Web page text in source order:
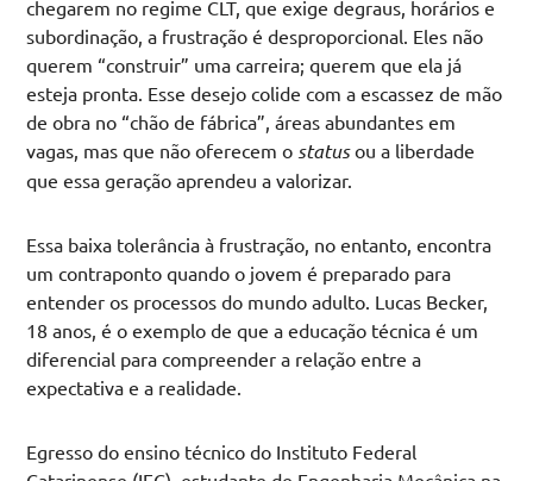
chegarem no regime CLT, que exige degraus, horários e
subordinação, a frustração é desproporcional. Eles não
querem “construir” uma carreira; querem que ela já
esteja pronta. Esse desejo colide com a escassez de mão
de obra no “chão de fábrica”, áreas abundantes em
vagas, mas que não oferecem o statusou a liberdade
que essa geração aprendeu a valorizar.
Essa baixa tolerância à frustração, no entanto, encontra
um contraponto quando o jovem é preparado para
entender os processos do mundo adulto. Lucas Becker,
18 anos, é o exemplo de que a educação técnica é um
diferencial para compreender a relação entre a
expectativa e a realidade.
Egresso do ensino técnico do Instituto Federal